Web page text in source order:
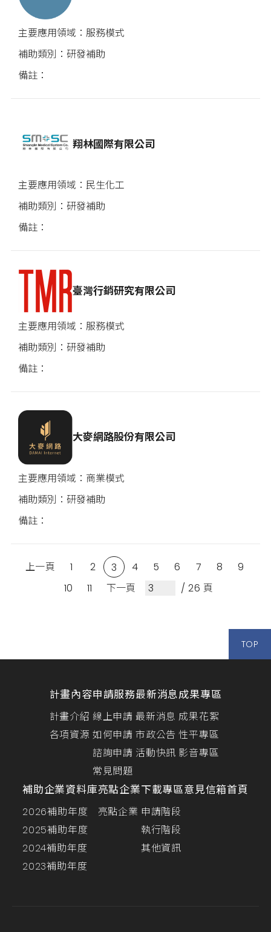
服務模式
研發補助
翔林國際有限公司
民生化工
研發補助
臺灣行銷研究有限公司
服務模式
研發補助
大麥網路股份有限公司
商業模式
研發補助
上一頁 1 2 3 4 5 6 7 8
9
10
11 下一頁 / 26 頁
TOP
計畫內容
計畫介紹
各項資源
申請服務
線上申請
如何申請
諮詢申請
常見問題
最新消息
最新消息
市政公告
活動快訊
成果專區
成果花絮
性平專區
影音專區
補助企業資料庫
2026補助年度
2025補助年度
2024補助年度
2023補助年度
亮點企業
亮點企業
下載專區
申請階段
執行階段
其他資訊
意見信箱首頁